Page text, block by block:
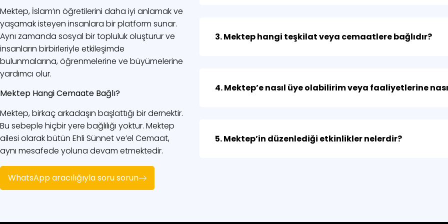
Mektep, İslam’ın öğretilerini daha iyi anlamak ve
yaşamak isteyen insanlara bir platform sunar.
Aynı zamanda sosyal bir topluluk oluşturur ve
insanların birbirleriyle etkileşimde
bulunmalarına, öğrenmelerine ve büyümelerine
yardımcı olur.
Mektep Hangi Cemaate Bağlı?
Mektep, birkaç arkadaşın başlattığı bir dernektir.
Bu sebeple hiçbir yere bağlılığı yoktur. Mektep
ailesi olarak bütün Ehli Sünnet ve’el Cemaat,
aynı mesafede yoluna devam etmektedir.
WhatsApp aracılığıyla soru sorun
3. Mektep hangi teşkilat veya cemaatlere bağlıdır?
4. Mektep’e nasıl üye olabilirim veya faaliyetlerine
5. Mektep’in düzenlediği etkinlikler nelerdir?